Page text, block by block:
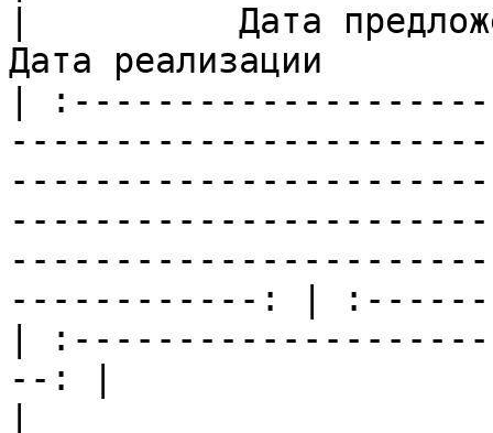
|          Дата
Дата реализации
|
------------: |
|
--: |